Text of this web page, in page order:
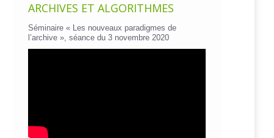
ARCHIVES ET ALGORITHMES
Séminaire « Les nouveaux paradigmes de
l’archive », séance du 3 novembre 2020